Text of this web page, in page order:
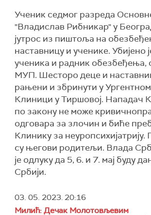
Ученик седмог разреда
"Владислав Рибникар" у
јутрос из пиштоља на
наставницу и ученике. Убијено
ученика и радник обезбеђења,
МУП. Шесторо деце и
рањени и збринути у
Клиници у Тиршовој. Нападач
по закону не може
одговара за злочин и биће
Клинику за
су његови родитељи. Влада
је одлуку да 5, 6. и 7. мај буду
Србији.
03. 05. 2023.20:16
Милић: Дечак Молотовљевим